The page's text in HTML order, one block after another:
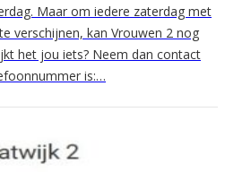
Maar om iedere zaterdag met
verschijnen, kan Vrouwen 2 nog
het jou iets? Neem dan contact
is:…